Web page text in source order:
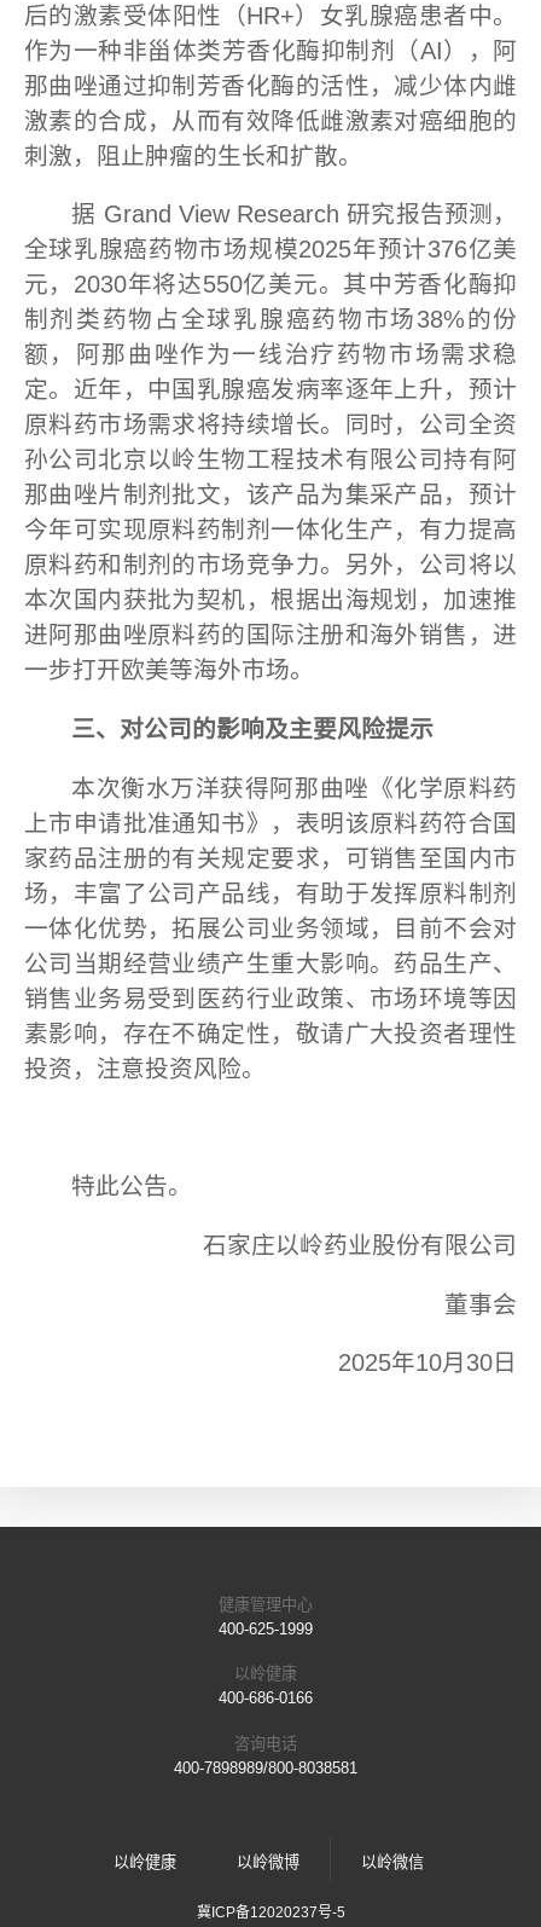
后的激素受体阳性（HR+）女乳腺癌患者中。
作为一种非甾体类芳香化酶抑制剂（AI），阿
那曲唑通过抑制芳香化酶的活性，减少体内雌
激素的合成，从而有效降低雌激素对癌细胞的
刺激，阻止肿瘤的生长和扩散。
据 Grand View Research 研究报告预测，
全球乳腺癌药物市场规模2025年预计376亿美
元，2030年将达550亿美元。其中芳香化酶抑
制剂类药物占全球乳腺癌药物市场38%的份
额，阿那曲唑作为一线治疗药物市场需求稳
定。近年，中国乳腺癌发病率逐年上升，预计
原料药市场需求将持续增长。同时，公司全资
孙公司北京以岭生物工程技术有限公司持有阿
那曲唑片制剂批文，该产品为集采产品，预计
今年可实现原料药制剂一体化生产，有力提高
原料药和制剂的市场竞争力。另外，公司将以
本次国内获批为契机，根据出海规划，加速推
进阿那曲唑原料药的国际注册和海外销售，进
一步打开欧美等海外市场。
三、 对公司的影响及主要风险提示
本次衡水万洋获得阿那曲唑《化学原料药
上市申请批准通知书》，表明该原料药符合国
家药品注册的有关规定要求，可销售至国内市
场，丰富了公司产品线，有助于发挥原料制剂
一体化优势，拓展公司业务领域，目前不会对
公司当期经营业绩产生重大影响。药品生产、
销售业务易受到医药行业政策、市场环境等因
素影响，存在不确定性，敬请广大投资者理性
投资，注意投资风险。
特此公告。
石家庄以岭药业股份有限公司
董事会
2025年10月30日
健康管理中心
400-625-1999
以岭健康
400-686-0166
咨询电话
400-7898989/800-8038581
以岭健康 以岭微博 以岭微信
冀ICP备12020237号-5